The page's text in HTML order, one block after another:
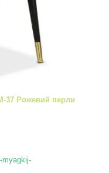
37 Рожевий перли
myagkij-